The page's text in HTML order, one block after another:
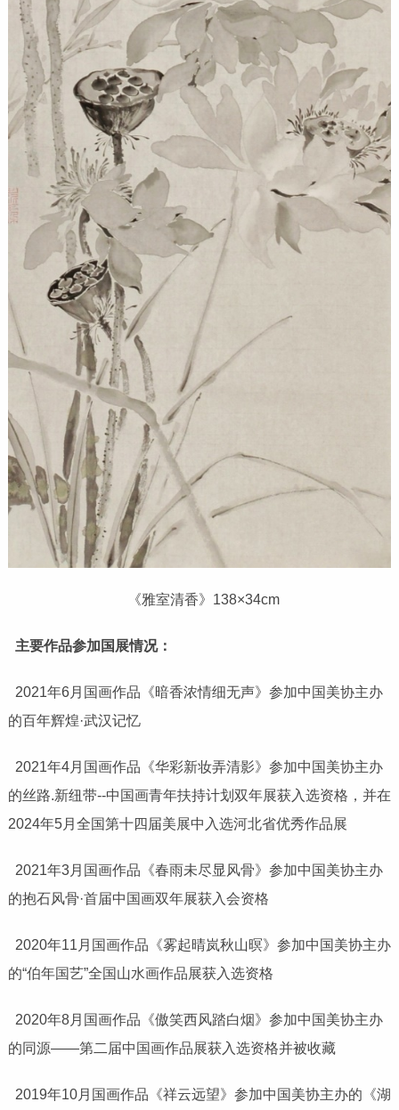
《雅室清香》138×34cm
主要作品参加国展情况：
2021年6月国画作品《暗香浓情细无声》参加中国美协主办
的百年辉煌·武汉记忆
2021年4月国画作品《华彩新妆弄清影》参加中国美协主办
的丝路.新纽带--中国画青年扶持计划双年展获入选资格，并在
2024年5月全国第十四届美展中入选河北省优秀作品展
2021年3月国画作品《春雨未尽显风骨》参加中国美协主办
的抱石风骨·首届中国画双年展获入会资格
2020年11月国画作品《雾起晴岚秋山暝》参加中国美协主办
的“伯年国艺”全国山水画作品展获入选资格
2020年8月国画作品《傲笑西风踏白烟》参加中国美协主办
的同源——第二届中国画作品展获入选资格并被收藏
2019年10月国画作品《祥云远望》参加中国美协主办的《湖